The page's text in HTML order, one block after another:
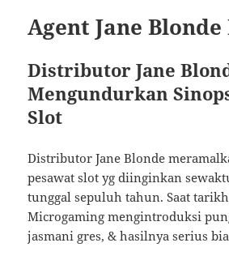
Agent Jane
Distributor Jane
Mengundurkan
Slot
Distributor Jane Blonde
pesawat slot yg diinginkan
tunggal sepuluh tahun. Saat tarikh
Microgaming mengintroduksi
jasmani gres, & hasilnya serius